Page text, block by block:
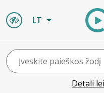
LT
Detali